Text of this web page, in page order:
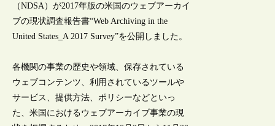
（NDSA）が2017年版の米国のウェブアーカイ
ブの現状調査報告書“Web Archiving in the
United States_A 2017 Survey”を公開しました。
各機関の事業の歴史や領域、保存されている
ウェブコンテンツ、利用されているツールや
サービス、提供方法、ポリシーなどといっ
た、米国におけるウェブアーカイブ事業の現